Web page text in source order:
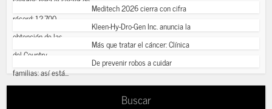
Meditech 2026 cierra con cifra
récord: 12.700...
Kleen-Hy-Dro-Gen Inc. anuncia la
obtención de las...
Más que tratar el cáncer: Clínica
del Country...
De prevenir robos a cuidar
familias: así está...
Buscar